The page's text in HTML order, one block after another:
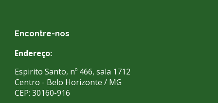
Encontre-nos
Endereço:
Espirito Santo, nº 466, sala 1712
Centro - Belo Horizonte / MG
CEP: 30160-916